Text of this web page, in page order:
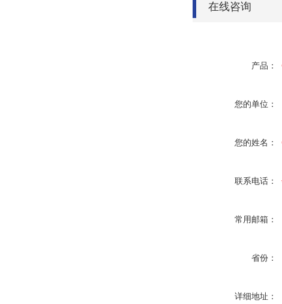
在线咨询
产品：
您的单位：
您的姓名：
联系电话：
常用邮箱：
省份：
详细地址：